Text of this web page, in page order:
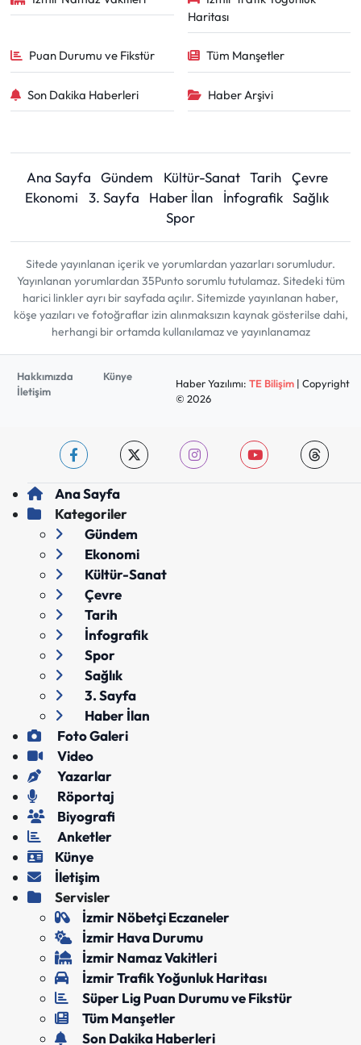
Haritası
Puan Durumu ve Fikstür Tüm Manşetler
Son Dakika Haberleri Haber Arşivi
Ana Sayfa Gündem Kültür-Sanat Tarih
Çevre
Ekonomi
3. Sayfa Haber İlan İnfografik Sağlık
Spor
Sitede yayınlanan içerik ve yorumlardan yazarları sorumludur.
Yayınlanan yorumlardan 35Punto sorumlu tutulamaz. Sitedeki tüm
harici linkler ayrı bir sayfada açılır. Sitemizde yayınlanan haber,
köşe yazıları ve fotoğraflar izin alınmaksızın kaynak gösterilse dahi,
herhangi bir ortamda kullanılamaz ve yayınlanamaz
Hakkımızda
Künye
İletişim
Haber Yazılımı: TE Bilişim| Copyright
© 2026
Ana Sayfa
Kategoriler
Gündem
Ekonomi
Kültür-Sanat
Çevre
Tarih
İnfografik
Spor
Sağlık
3. Sayfa
Haber İlan
Foto Galeri
Video
Yazarlar
Röportaj
Biyografi
Anketler
Künye
İletişim
Servisler
İzmir Nöbetçi Eczaneler
İzmir Hava Durumu
İzmir Namaz Vakitleri
İzmir Trafik Yoğunluk Haritası
Süper Lig Puan Durumu ve Fikstür
Tüm Manşetler
Son Dakika Haberleri